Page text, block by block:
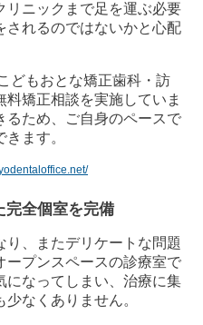
リニックまで足を運ぶ必要
されるのではないかと心配
どもおとな矯正歯科・訪
矯正相談を実施していま
るため、ご自身のペースで
ます。
完全個室を完備
り、またデリケートな問題
ープンスペースの診療室で
になってしまい、治療に集
なくありません。